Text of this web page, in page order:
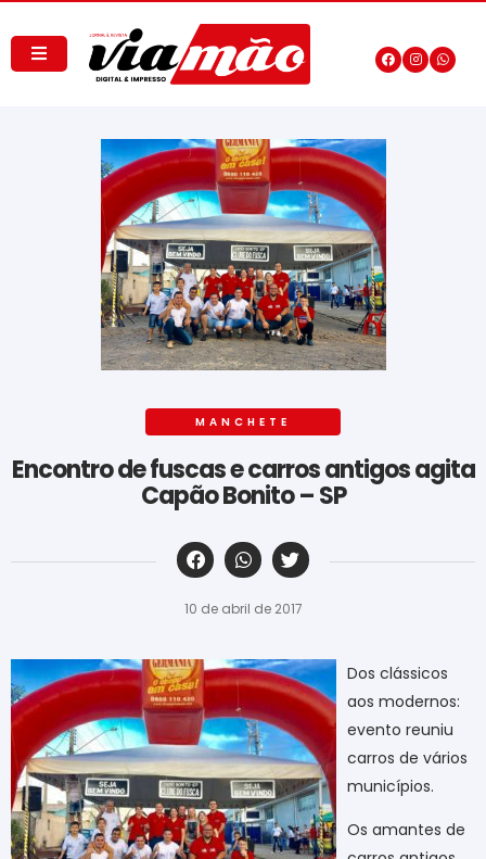
MANCHETE
Encontro de fuscas e carros antigos agita
Capão Bonito – SP
‎ ‎ ‎ ‎ ‎ ‎ ‎ ‎ ‎ ‎ ‎ ‎ ‎ ‎ ‎ ‎ ‎ ‎ ‎ ‎ ‎ ‎ ‎ ‎ ‎ ‎ ‎ ‎ ‎ ‎ ‎
10 de abril de 2017
Dos clássicos
aos modernos:
evento reuniu
carros de vários
municípios.
Os amantes de